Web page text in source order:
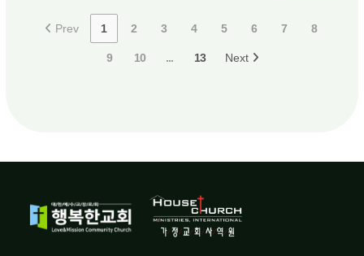
Prev 1 2 3 4 5 6 7 8
9 10 ... 13 Next